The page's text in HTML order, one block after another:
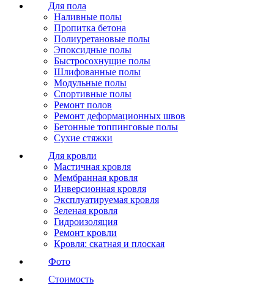
Для пола
Наливные полы
Пропитка бетона
Полиуретановые полы
Эпоксидные полы
Быстросохнущие полы
Шлифованные полы
Модульные полы
Спортивные полы
Ремонт полов
Ремонт деформационных швов
Бетонные топпинговые полы
Сухие стяжки
Для кровли
Мастичная кровля
Мембранная кровля
Инверсионная кровля
Эксплуатируемая кровля
Зеленая кровля
Гидроизоляция
Ремонт кровли
Кровля: скатная и плоская
Фото
Стоимость